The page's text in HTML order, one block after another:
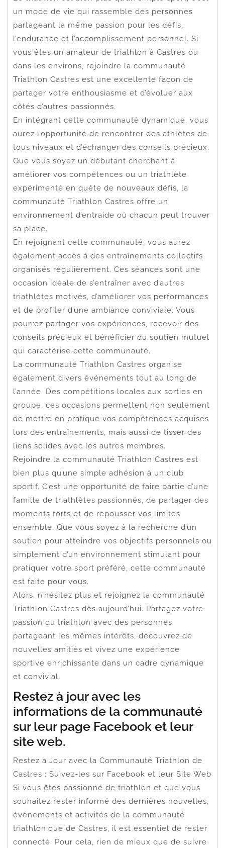
un mode de vie qui rassemble des personnes
partageant la même passion pour les défis,
l’endurance et l’accomplissement personnel. Si
vous êtes un amateur de triathlon à Castres ou
dans les environs, rejoindre la communauté
Triathlon Castres est une excellente façon de
partager votre enthousiasme et d’évoluer aux
côtés d’autres passionnés.
En intégrant cette communauté dynamique, vous
aurez l’opportunité de rencontrer des athlètes de
tous niveaux et d’échanger des conseils précieux.
Que vous soyez un débutant cherchant à
améliorer vos compétences ou un triathlète
expérimenté en quête de nouveaux défis, la
communauté Triathlon Castres offre un
environnement d’entraide où chacun peut trouver
sa place.
En rejoignant cette communauté, vous aurez
également accès à des entraînements collectifs
organisés régulièrement. Ces séances sont une
occasion idéale de s’entraîner avec d’autres
triathlètes motivés, d’améliorer vos performances
et de profiter d’une ambiance conviviale. Vous
pourrez partager vos expériences, recevoir des
conseils précieux et bénéficier du soutien mutuel
qui caractérise cette communauté.
La communauté Triathlon Castres organise
également divers événements tout au long de
l’année. Des compétitions locales aux sorties en
groupe, ces occasions permettent non seulement
de mettre en pratique vos compétences acquises
lors des entraînements, mais aussi de tisser des
liens solides avec les autres membres.
Rejoindre la communauté Triathlon Castres est
bien plus qu’une simple adhésion à un club
sportif. C’est une opportunité de faire partie d’une
famille de triathlètes passionnés, de partager des
moments forts et de repousser vos limites
ensemble. Que vous soyez à la recherche d’un
soutien pour atteindre vos objectifs personnels ou
simplement d’un environnement stimulant pour
pratiquer votre sport préféré, cette communauté
est faite pour vous.
Alors, n’hésitez plus et rejoignez la communauté
Triathlon Castres dès aujourd’hui. Partagez votre
passion du triathlon avec des personnes
partageant les mêmes intérêts, découvrez de
nouvelles amitiés et vivez une expérience
sportive enrichissante dans un cadre dynamique
et convivial.
Restez à jour avec les
informations de la communauté
sur leur page Facebook et leur
site web.
Restez à Jour avec la Communauté Triathlon de
Castres : Suivez-les sur Facebook et leur Site Web
Si vous êtes passionné de triathlon et que vous
souhaitez rester informé des dernières nouvelles,
événements et activités de la communauté
triathlonique de Castres, il est essentiel de rester
connecté. Pour cela, rien de mieux que de suivre